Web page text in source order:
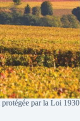
par la Loi 1930